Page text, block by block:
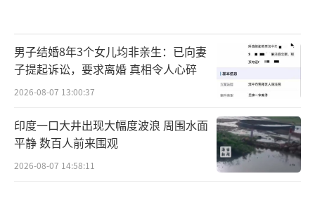
男子结婚8年3个女儿均非亲生：已向妻
子提起诉讼，要求离婚 真相令人心碎
2026-08-07 13:00:37
印度一口大井出现大幅度波浪 周围水面
平静 数百人前来围观
2026-08-07 14:58:11